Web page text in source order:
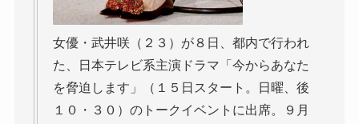
女優・武井咲（２３）が８日、都内で行われ
た、日本テレビ系主演ドラマ「今からあなた
を脅迫します」（１５日スタート。日曜、後
１０・３０）のトークイベントに出席。９月